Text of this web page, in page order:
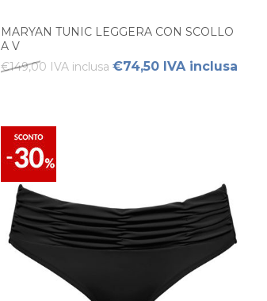
MARYAN TUNIC LEGGERA CON SCOLLO
A V
€149,00 IVA inclusa €74,50 IVA inclusa